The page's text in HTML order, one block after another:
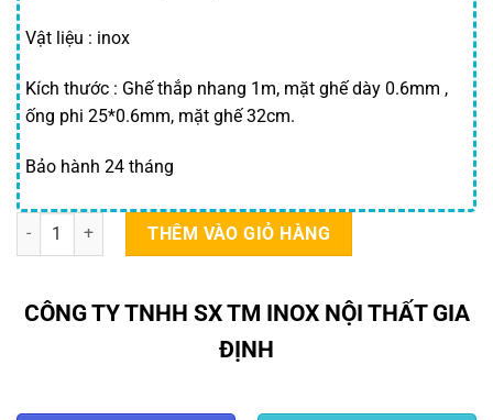
Vật liệu : inox
Kích thước : Ghế thắp nhang 1m, mặt ghế dày 0.6mm ,
ống phi 25*0.6mm, mặt ghế 32cm.
Bảo hành 24 tháng
Ghế thắp nhang số lượngTHÊM VÀO GIỎ HÀNG
CÔNG TY TNHH SX TM INOX NỘI THẤT GIA
ĐỊNH